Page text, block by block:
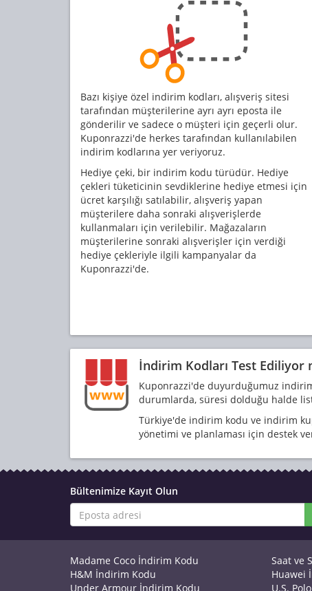
Bazı kişiye özel indirim kodları, alışveriş sitesi
tarafından müşterilerine ayrı ayrı eposta ile
gönderilir ve sadece o müşteri için geçerli olur.
Kuponrazzi'de herkes tarafından kullanılabilen
indirim kodlarına yer veriyoruz.
Hediye çeki, bir indirim kodu türüdür. Hediye
çekleri tüketicinin sevdiklerine hediye etmesi için
ücret karşılığı satılabilir, alışveriş yapan
müşterilere daha sonraki alışverişlerde
kullanmaları için verilebilir. Mağazaların
müşterilerine sonraki alışverişler için verdiği
hediye çekleriyle ilgili kampanyalar da
Kuponrazzi'de.
İndirim Kodları Test Ediliyor
Kuponrazzi'de duyurduğumuz
durumlarda, süresi dolduğu halde
Türkiye'de indirim kodu ve indirim
yönetimi ve planlaması için destek
Bültenimize Kayıt Olun
Madame Coco İndirim Kodu
H&M İndirim Kodu
Under Armour İndirim Kodu
Saat ve
Huawei
U.S.